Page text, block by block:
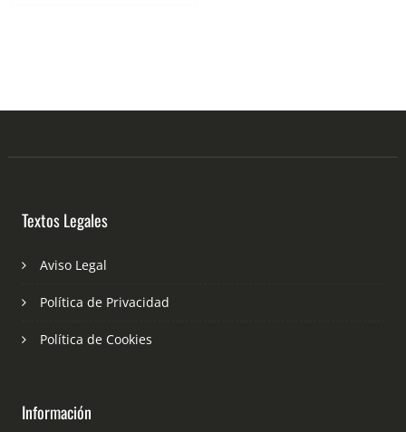
Textos Legales
Aviso Legal
Política de Privacidad
Política de Cookies
Información